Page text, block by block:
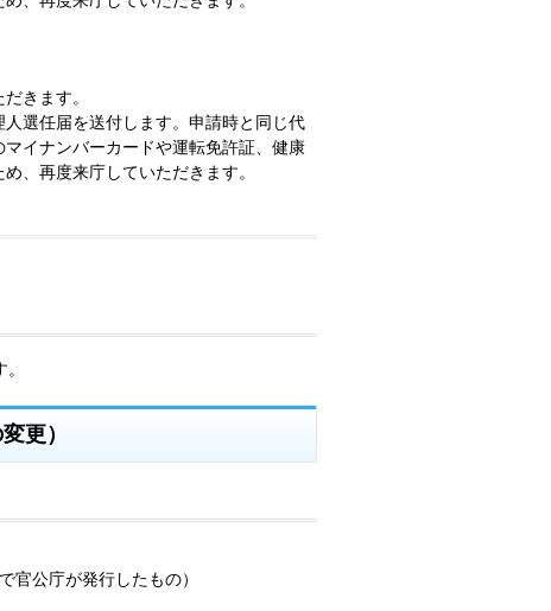
きます。
選任届を送付します。申請時と同じ代
イナンバーカードや運転免許証、健康
、再度来庁していただきます。
更）
官公庁が発行したもの）